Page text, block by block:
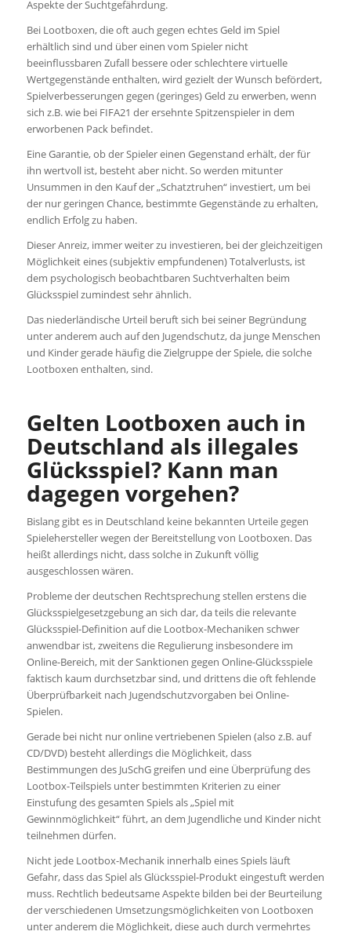
Aspekte der Suchtgefährdung.
Bei Lootboxen, die oft auch gegen echtes Geld im Spiel
erhältlich sind und über einen vom Spieler nicht
beeinflussbaren Zufall bessere oder schlechtere virtuelle
Wertgegenstände enthalten, wird gezielt der Wunsch befördert,
Spielverbesserungen gegen (geringes) Geld zu erwerben, wenn
sich z.B. wie bei FIFA21 der ersehnte Spitzenspieler in dem
erworbenen Pack befindet.
Eine Garantie, ob der Spieler einen Gegenstand erhält, der für
ihn wertvoll ist, besteht aber nicht. So werden mitunter
Unsummen in den Kauf der „Schatztruhen“ investiert, um bei
der nur geringen Chance, bestimmte Gegenstände zu erhalten,
endlich Erfolg zu haben.
Dieser Anreiz, immer weiter zu investieren, bei der gleichzeitigen
Möglichkeit eines (subjektiv empfundenen) Totalverlusts, ist
dem psychologisch beobachtbaren Suchtverhalten beim
Glücksspiel zumindest sehr ähnlich.
Das niederländische Urteil beruft sich bei seiner Begründung
unter anderem auch auf den Jugendschutz, da junge Menschen
und Kinder gerade häufig die Zielgruppe der Spiele, die solche
Lootboxen enthalten, sind.
Gelten Lootboxen auch in
Deutschland als illegales
Glücksspiel? Kann man
dagegen vorgehen?
Bislang gibt es in Deutschland keine bekannten Urteile gegen
Spielehersteller wegen der Bereitstellung von Lootboxen. Das
heißt allerdings nicht, dass solche in Zukunft völlig
ausgeschlossen wären.
Probleme der deutschen Rechtsprechung stellen erstens die
Glücksspielgesetzgebung an sich dar, da teils die relevante
Glücksspiel-Definition auf die Lootbox-Mechaniken schwer
anwendbar ist, zweitens die Regulierung insbesondere im
Online-Bereich, mit der Sanktionen gegen Online-Glücksspiele
faktisch kaum durchsetzbar sind, und drittens die oft fehlende
Überprüfbarkeit nach Jugendschutzvorgaben bei Online-
Spielen.
Gerade bei nicht nur online vertriebenen Spielen (also z.B. auf
CD/DVD) besteht allerdings die Möglichkeit, dass
Bestimmungen des JuSchG greifen und eine Überprüfung des
Lootbox-Teilspiels unter bestimmten Kriterien zu einer
Einstufung des gesamten Spiels als „Spiel mit
Gewinnmöglichkeit“ führt, an dem Jugendliche und Kinder nicht
teilnehmen dürfen.
Nicht jede Lootbox-Mechanik innerhalb eines Spiels läuft
Gefahr, dass das Spiel als Glücksspiel-Produkt eingestuft werden
muss. Rechtlich bedeutsame Aspekte bilden bei der Beurteilung
der verschiedenen Umsetzungsmöglichkeiten von Lootboxen
unter anderem die Möglichkeit, diese auch durch vermehrtes